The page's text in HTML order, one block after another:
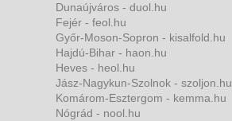
Dunaújváros - duol.hu
Fejér - feol.hu
Győr-Moson-Sopron - kisalfold.hu
Hajdú-Bihar - haon.hu
Heves - heol.hu
Jász-Nagykun-Szolnok - szoljon.hu
Komárom-Esztergom - kemma.hu
Nógrád - nool.hu